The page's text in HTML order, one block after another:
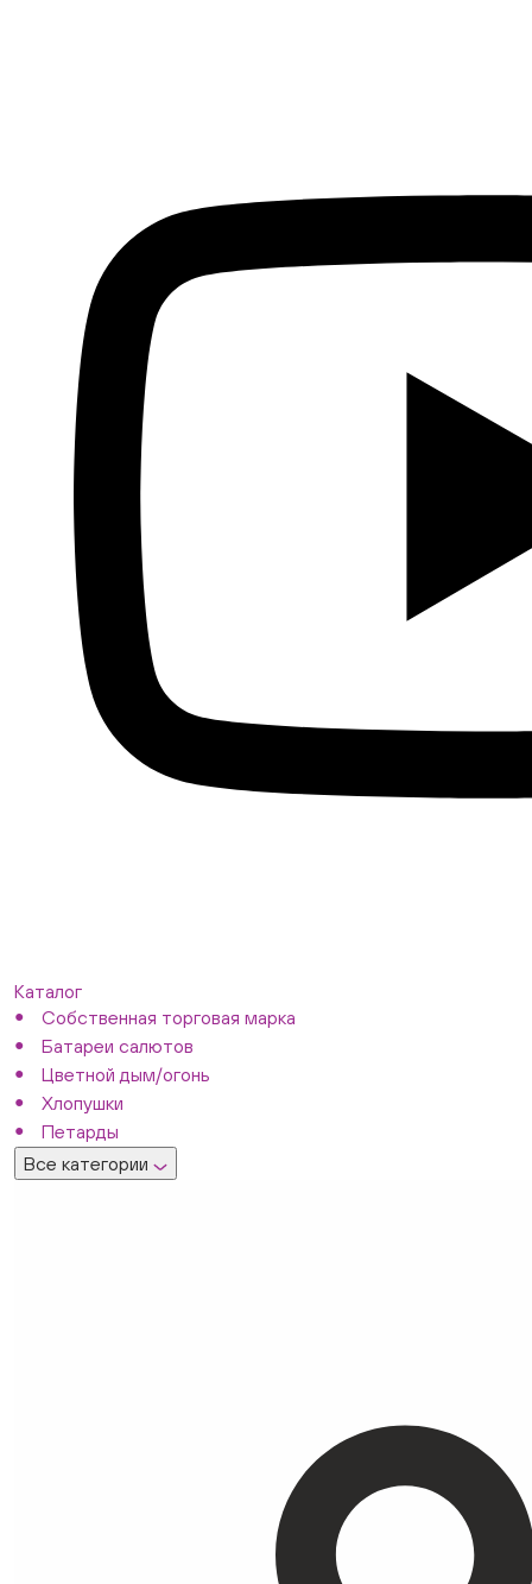
Каталог
Собственная торговая марка
Батареи салютов
Цветной дым/огонь
Хлопушки
Петарды
Все категории